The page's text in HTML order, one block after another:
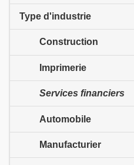
Type d'industrie
Construction
Imprimerie
Services financiers
Automobile
Manufacturier